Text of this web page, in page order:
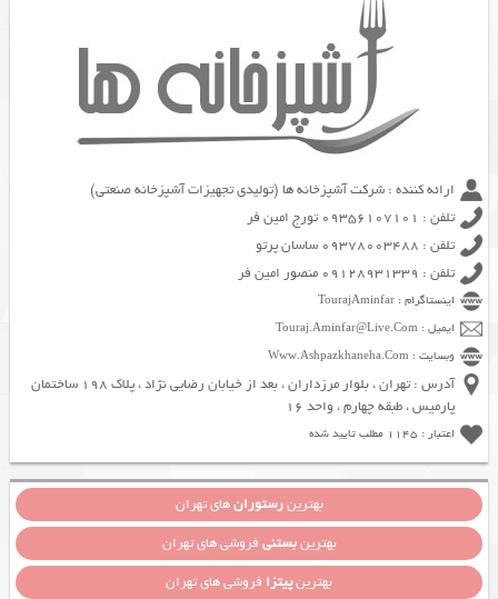
ارائه کننده : شرکت آشپزخانه ها (تولیدی تجهیزات آشپزخانه صنعتی)
تلفن : 09356107101 تورج امین فر
تلفن : 09378003488 ساسان پرتو
تلفن : 09128931339 منصور امین فر
اینستاگرام : TourajAminfar
ایمیل : Touraj.Aminfar@Live.Com
وبسایت : Www.Ashpazkhaneha.Com
آدرس : تهران ، بلوار مرزداران ، بعد از خیابان رضایی نژاد ، پلاک 198 ساختمان
پارمیس ، طبقه چهارم ، واحد 16
اعتبار : 1145 مطلب تایید شده
بهترینرستورانهای تهران
بهترینبستنی فروشی های تهران
بهترینپیتزا فروشی های تهران